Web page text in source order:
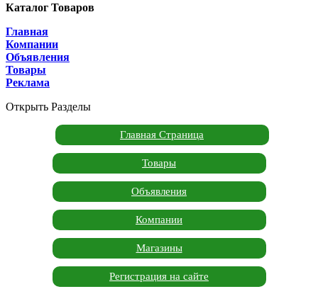
Каталог Товаров
Главная
Компании
Объявления
Товары
Реклама
Открыть Разделы
Главная Страница
Товары
Объявления
Компании
Магазины
Регистрация на сайте